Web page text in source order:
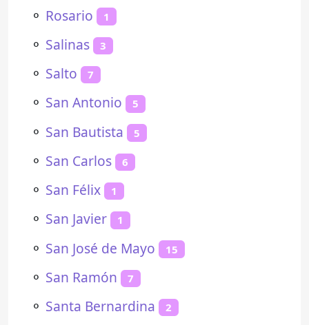
⚬ Rosario 1
⚬ Salinas 3
⚬ Salto 7
⚬ San Antonio 5
⚬ San Bautista 5
⚬ San Carlos 6
⚬ San Félix 1
⚬ San Javier 1
⚬ San José de Mayo 15
⚬ San Ramón 7
⚬ Santa Bernardina 2